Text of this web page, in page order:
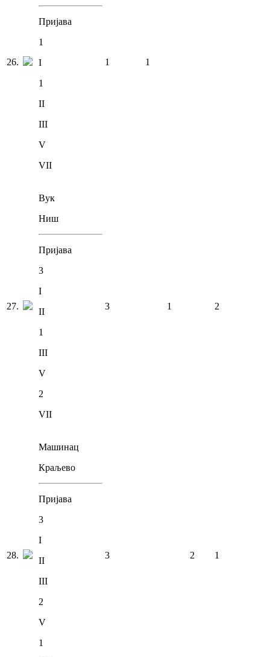
26.
Пријава
1
I
1
II
III
V
VII
1 1
27.
Вук
Ниш
Пријава
3
I
II
1
III
V
2
VII
3 1 2
28.
Машинац
Краљево
Пријава
3
I
II
III
2
V
1
3 2 1